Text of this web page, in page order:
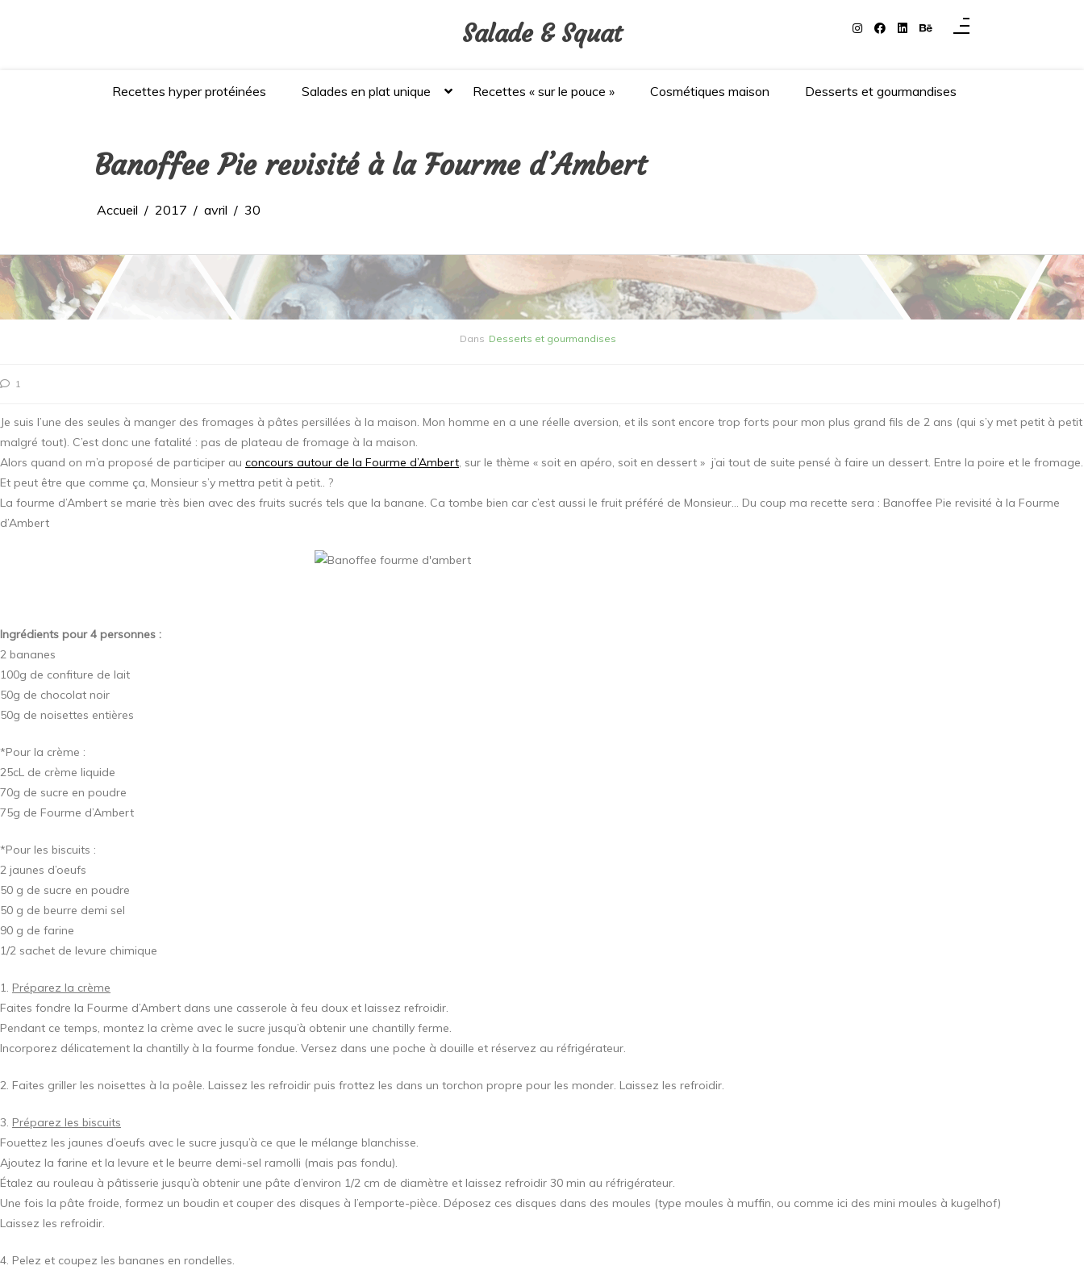
Salade & Squat
Recettes hyper protéinées Salades en plat unique Recettes « sur le pouce » Cosmétiques maison Desserts et gourmandises
Banoffee Pie revisité à la Fourme d’Ambert
Accueil 2017 avril 30
Dans Desserts et gourmandises
1
Je suis l’une des seules à manger des fromages à pâtes persillées à la maison. Mon homme en a une réelle aversion, et ils sont encore trop forts pour mon plus grand fils de 2 ans (qui s’y met petit à petit
malgré tout). C’est donc une fatalité : pas de plateau de fromage à la maison.
Alors quand on m’a proposé de participer au concours autour de la Fourme d’Ambert, sur le thème « soit en apéro, soit en dessert » j’ai tout de suite pensé à faire un dessert. Entre la poire et le fromage.
Et peut être que comme ça, Monsieur s’y mettra petit à petit.. ?
La fourme d’Ambert se marie très bien avec des fruits sucrés tels que la banane. Ca tombe bien car c’est aussi le fruit préféré de Monsieur… Du coup ma recette sera : Banoffee Pie revisité à la Fourme
d’Ambert
Ingrédients pour 4 personnes :
2 bananes
100g de confiture de lait
50g de chocolat noir
50g de noisettes entières
*Pour la crème :
25cL de crème liquide
70g de sucre en poudre
75g de Fourme d’Ambert
*Pour les biscuits :
2 jaunes d’oeufs
50 g de sucre en poudre
50 g de beurre demi sel
90 g de farine
1/2 sachet de levure chimique
1. Préparez la crème
Faites fondre la Fourme d’Ambert dans une casserole à feu doux et laissez refroidir.
Pendant ce temps, montez la crème avec le sucre jusqu’à obtenir une chantilly ferme.
Incorporez délicatement la chantilly à la fourme fondue. Versez dans une poche à douille et réservez au réfrigérateur.
2. Faites griller les noisettes à la poêle. Laissez les refroidir puis frottez les dans un torchon propre pour les monder. Laissez les refroidir.
3. Préparez les biscuits
Fouettez les jaunes d’oeufs avec le sucre jusqu’à ce que le mélange blanchisse.
Ajoutez la farine et la levure et le beurre demi-sel ramolli (mais pas fondu).
Étalez au rouleau à pâtisserie jusqu’à obtenir une pâte d’environ 1/2 cm de diamètre et laissez refroidir 30 min au réfrigérateur.
Une fois la pâte froide, formez un boudin et couper des disques à l’emporte-pièce. Déposez ces disques dans des moules (type moules à muffin, ou comme ici des mini moules à kugelhof)
Laissez les refroidir.
4. Pelez et coupez les bananes en rondelles.